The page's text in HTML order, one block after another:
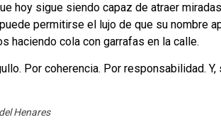
hoy sigue siendo capaz de atraer
permitirse el lujo de que su nombre
haciendo cola con garrafas en la calle.
Por coherencia. Por responsabilidad.
Henares